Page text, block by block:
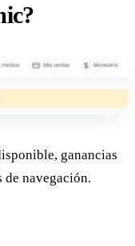
ganancias
de navegación.